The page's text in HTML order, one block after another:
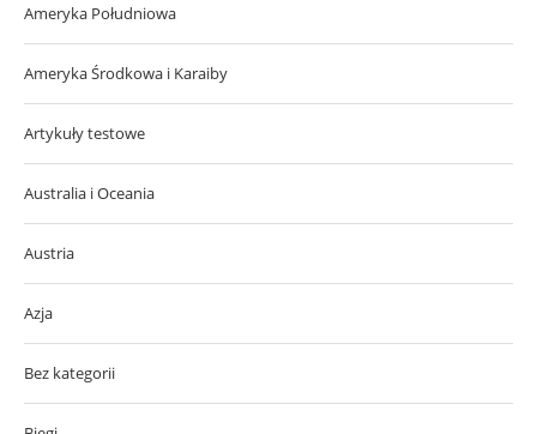
Ameryka Południowa
Ameryka Środkowa i Karaiby
Artykuły testowe
Australia i Oceania
Austria
Azja
Bez kategorii